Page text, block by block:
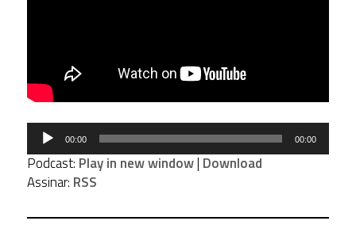
Tocador
áudio
00:00 00:00
Podcast: Play in new window| Download
Assinar: RSS